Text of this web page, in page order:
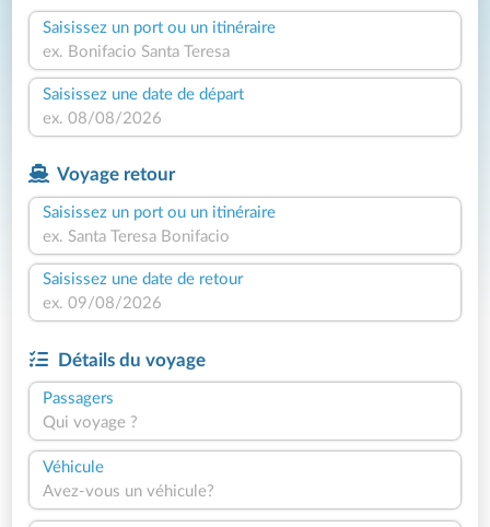
Saisissez un port ou un itinéraire
Saisissez une date de départ
Voyage retour
Saisissez un port ou un itinéraire
Saisissez une date de retour
Détails du voyage
Passagers
Qui voyage ?
Véhicule
Avez-vous un véhicule?